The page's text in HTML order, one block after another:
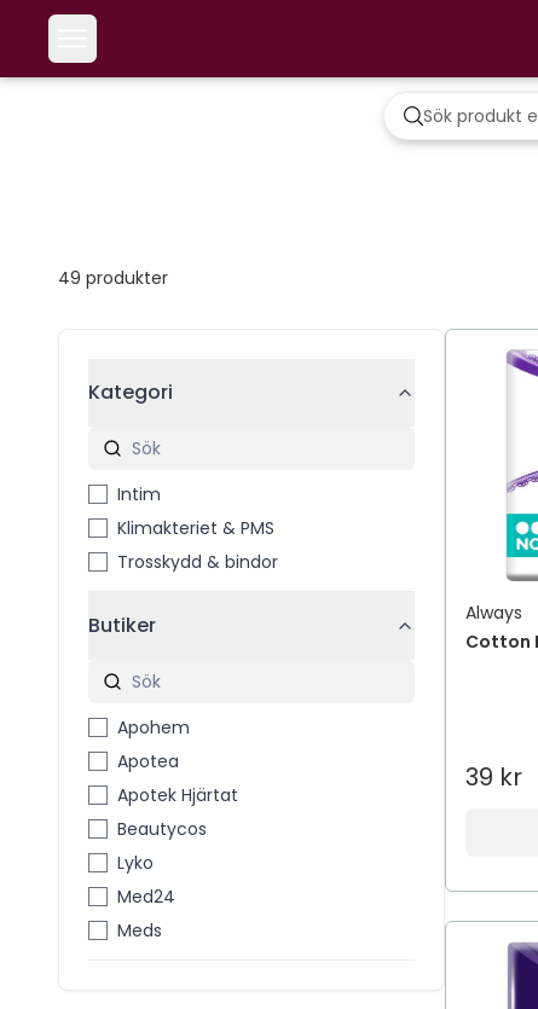
49 produkter
Kategori
Intim
Klimakteriet & PMS
Trosskydd & bindor
Butiker
Apohem
Apotea
Apotek Hjärtat
Beautycos
Lyko
Med24
Meds
Always
Cotton
39 kr